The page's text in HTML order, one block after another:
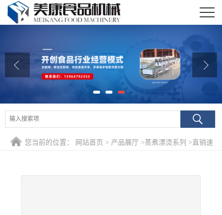
公司介绍
公司动态
产品展厅
联系我们
您当前的位置： 网站首页 > 产品展厅 >蒸煮漂烫系列 >直销速